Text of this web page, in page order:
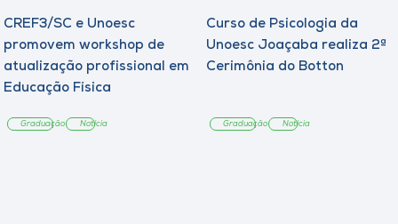
CREF3/SC e Unoesc
promovem workshop de
atualização profissional em
Educação Física
Graduação Notícia
Curso de Psicologia da
Unoesc Joaçaba realiza 2ª
Cerimônia do Botton
Graduação Notícia